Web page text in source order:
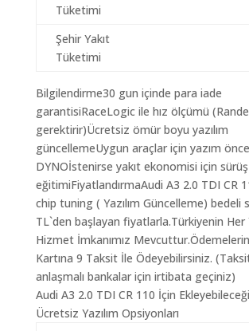
Tüketimi
Şehir Yakıt
Tüketimi
Bilgilendirme30 gun içinde para iade
garantisiRaceLogic ile hız ölçümü
gerektirir)Ücretsiz ömür boyu yazılım
güncellemeUygun araçlar için yazım
DYNOİstenirse yakıt ekonomisi için sürüş
eğitimiFiyatlandırmaAudi A3 2.0 TDI CR
chip tuning ( Yazılım Güncelleme) bedeli
TL`den başlayan fiyatlarla.Türkiyenin Her
Hizmet İmkanımız
Kartına 9 Taksit İle Ödeyebilirsiniz. (Taksit
anlaşmalı bankalar için irtibata geçiniz)
Audi A3 2.0 TDI CR 110 İçin
Ücretsiz Yazılım Opsiyonları